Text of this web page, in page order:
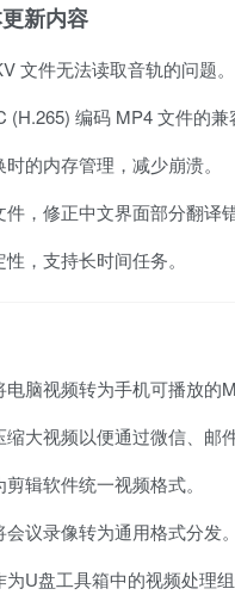
新内容
文件无法读取音轨的问题。
(H.265) 编码 MP4 文件的兼
的内存管理，减少崩溃。
，修正中文界面部分翻译错
，支持长时间任务。
电脑视频转为手机可播放的
缩大视频以便通过微信、邮
剪辑软件统一视频格式。
会议录像转为通用格式分发。
为U盘工具箱中的视频处理组